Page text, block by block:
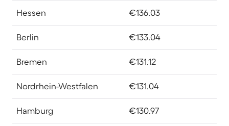
Hessen €136.03
Berlin €133.04
Bremen €131.12
Nordrhein-Westfalen €131.04
Hamburg €130.97